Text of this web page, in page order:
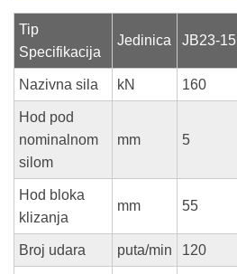
Tip
Specifikacija
Jedinica JB23-15
Nazivna sila kN 160
Hod pod
nominalnom
silom
mm 5
Hod bloka
klizanja
mm 55
Broj udara puta/min 120